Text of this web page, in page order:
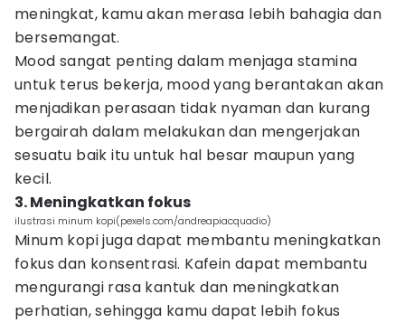
meningkat, kamu akan merasa lebih bahagia dan
bersemangat.
Mood sangat penting dalam menjaga stamina
untuk terus bekerja, mood yang berantakan akan
menjadikan perasaan tidak nyaman dan kurang
bergairah dalam melakukan dan mengerjakan
sesuatu baik itu untuk hal besar maupun yang
kecil.
3. Meningkatkan fokus
ilustrasi minum kopi(pexels.com/andreapiacquadio)
Minum kopi juga dapat membantu meningkatkan
fokus dan konsentrasi. Kafein dapat membantu
mengurangi rasa kantuk dan meningkatkan
perhatian, sehingga kamu dapat lebih fokus